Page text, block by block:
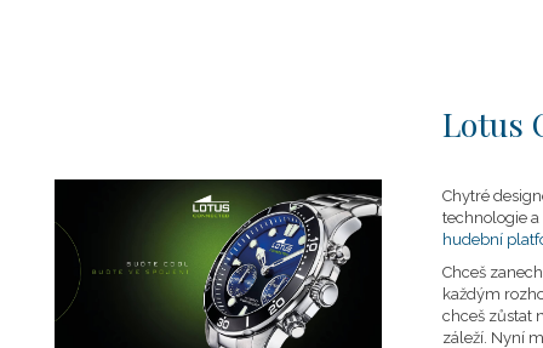
Lotus
Chytré
technologie
hudební
Chceš
každým
chceš zůstat
záleží. Nyní